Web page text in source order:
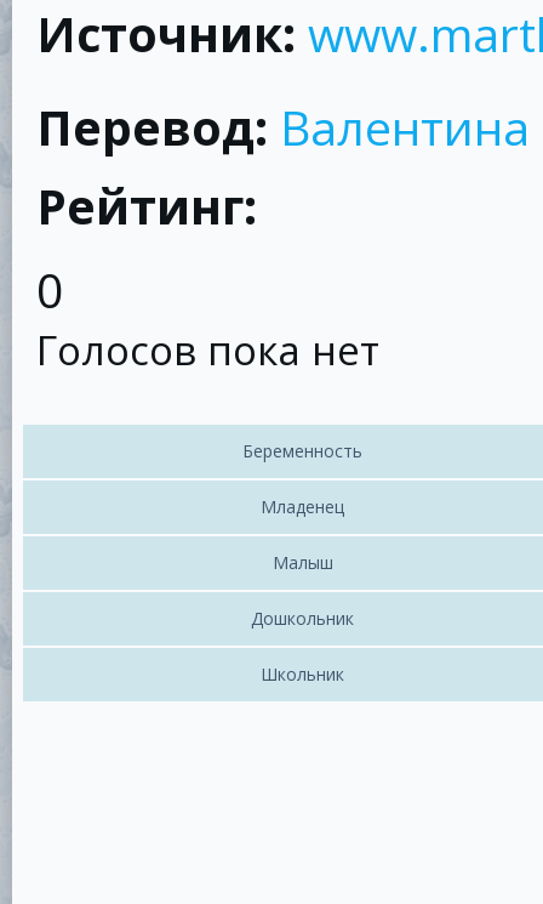
Источник:
Перевод:
Рейтинг:
0
Голосов пока нет
Беременность
Младенец
Малыш
Дошкольник
Школьник